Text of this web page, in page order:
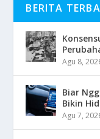
BERITA
Agu 8,
Biar
Bikin
Agu 7,